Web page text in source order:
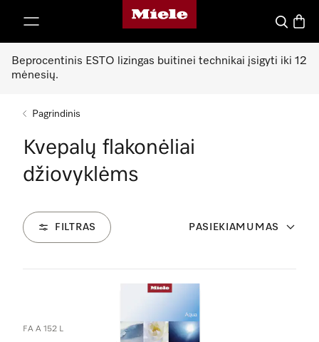
"Miele" pradžios tinklalapis
Paieška
Beprocentinis ESTO lizingas buitinei technikai įsigyti iki 12
mėnesių.
Pagrindinis
Kvepalų flakonėliai
džiovyklėms
FILTRAS PASIEKIAMUMAS
Produktai
FA A 152 L